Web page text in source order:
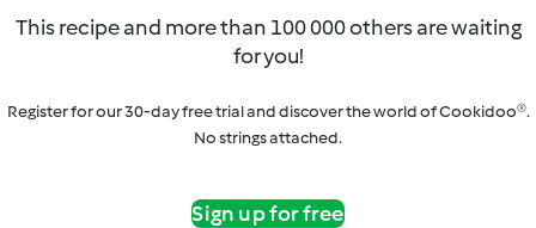
This recipe and more than 100 000 others are waiting
for you!
Register for our 30-day free trial and discover the world of Cookidoo®.
No strings attached.
Sign up for free